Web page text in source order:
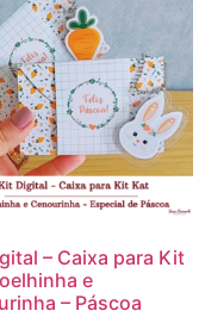
– Caixa para Kit
e
– Páscoa